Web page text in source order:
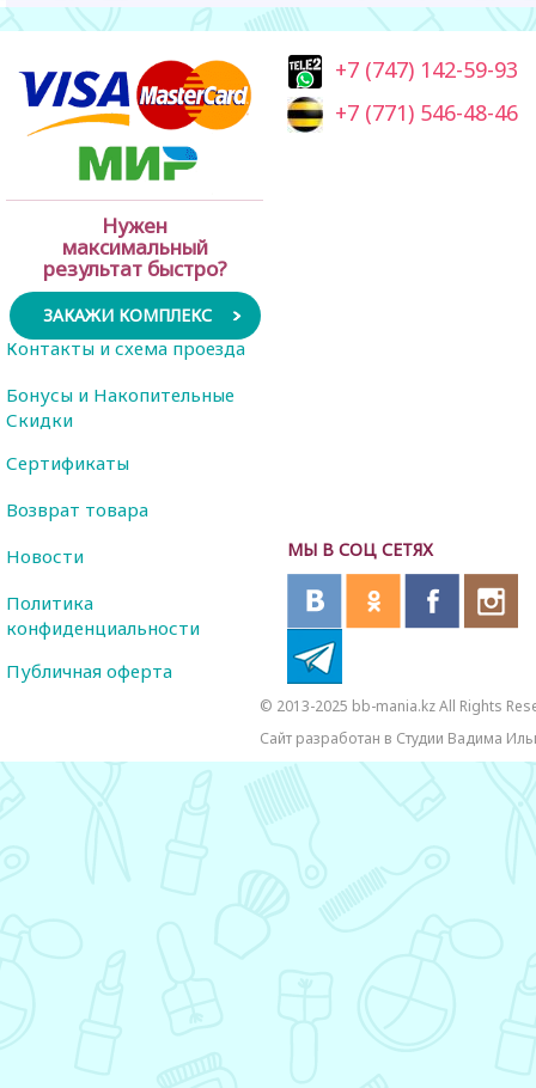
Нужен
максимальный
результат быстро?
ЗАКАЖИ КОМПЛЕКС
+7 (747) 142-59-93
+7 (771) 546-48-46
МЫ В СОЦ СЕТЯХ
Контакты и схема проезда
Бонусы и Накопительные
Скидки
Сертификаты
Возврат товара
Новости
Политика
конфиденциальности
Публичная оферта
© 2013-2025 bb-mania.kz All Rights
Сайт разработан в Студии Вадима